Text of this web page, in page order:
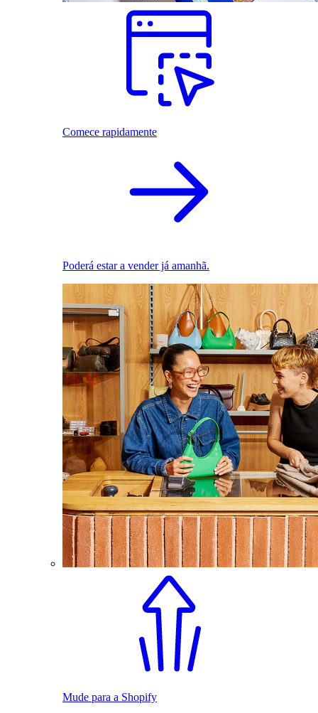
Comece rapidamente
Poderá estar a vender já amanhã.
Mude para a Shopify